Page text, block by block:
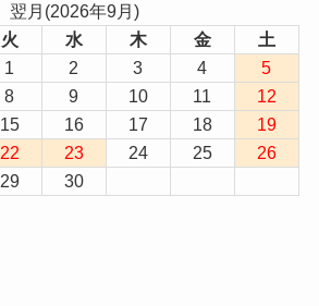
翌月(2026年9月)
火 水 木 金
土
1
2 3 4
5
8 9 10 11
12
15 16 17 18
19
22 23 24 25
26
29
30